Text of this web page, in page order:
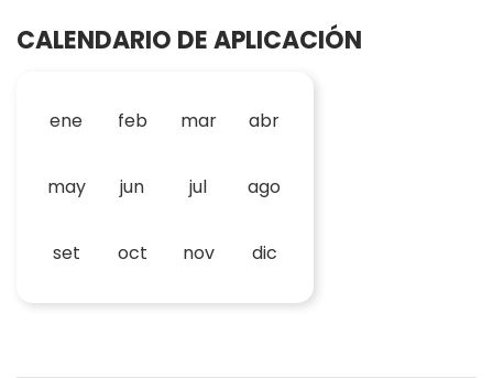
CALENDARIO DE APLICACIÓN
ene feb mar abr
may jun jul ago
set oct nov dic